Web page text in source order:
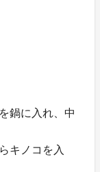
鍋に入れ、中
キノコを入